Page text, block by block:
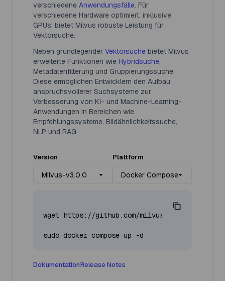
verschiedene Anwendungsfälle. Für
verschiedene Hardware optimiert, inklusive
GPUs, bietet Milvus robuste Leistung für
Vektorsuche.
Neben grundlegender Vektorsuche bietet Milvus
erweiterte Funktionen wie Hybridsuche,
Metadatenfilterung und Gruppierungssuche.
Diese ermöglichen Entwicklern den Aufbau
anspruchsvollerer Suchsysteme zur
Verbesserung von KI- und Machine-Learning-
Anwendungen in Bereichen wie
Empfehlungssysteme, Bildähnlichkeitssuche,
NLP und RAG.
Version
Milvus-v3.0.0
Plattform
Docker Compose
wget https://github.com/milvus-io/milvus/
DokumentationRelease Notes